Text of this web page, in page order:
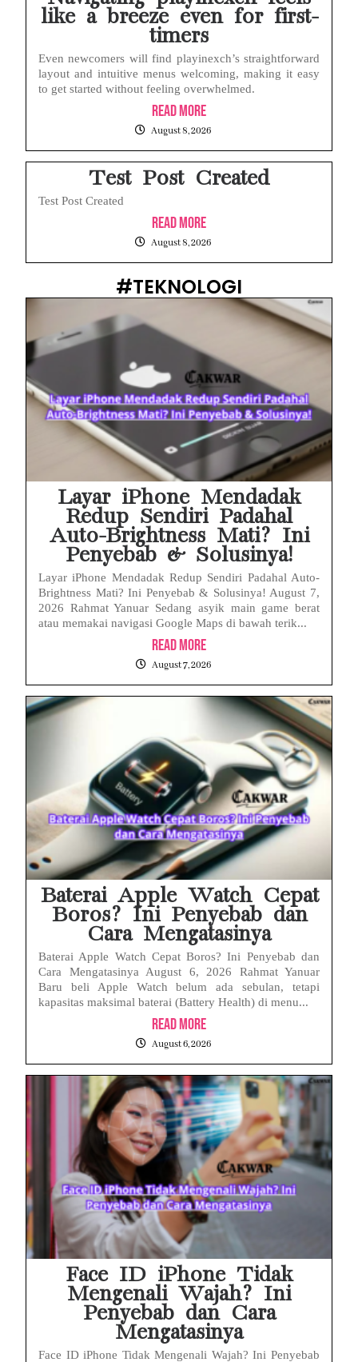
like a breeze even for first-
timers
Even newcomers will find playinexch’s straightforward
layout and intuitive menus welcoming, making it easy
to get started without feeling overwhelmed.
Read More
August 8, 2026
Test Post Created
Test Post Created
Read More
August 8, 2026
#TEKNOLOGI
Layar iPhone Mendadak
Redup Sendiri Padahal
Auto-Brightness Mati? Ini
Penyebab & Solusinya!
Layar iPhone Mendadak Redup Sendiri Padahal Auto-
Brightness Mati? Ini Penyebab & Solusinya! August 7,
2026 Rahmat Yanuar Sedang asyik main game berat
atau memakai navigasi Google Maps di bawah terik...
Read More
August 7, 2026
Baterai Apple Watch Cepat
Boros? Ini Penyebab dan
Cara Mengatasinya
Baterai Apple Watch Cepat Boros? Ini Penyebab dan
Cara Mengatasinya August 6, 2026 Rahmat Yanuar
Baru beli Apple Watch belum ada sebulan, tetapi
kapasitas maksimal baterai (Battery Health) di menu...
Read More
August 6, 2026
Face ID iPhone Tidak
Mengenali Wajah? Ini
Penyebab dan Cara
Mengatasinya
Face ID iPhone Tidak Mengenali Wajah? Ini Penyebab